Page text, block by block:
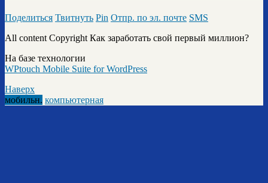
Поделиться Твитнуть Pin Отпр. по эл. почте SMS
All content Copyright Как заработать свой первый миллион?
На базе технологии
WPtouch Mobile Suite for WordPress
Наверх
мобильн. компьютерная